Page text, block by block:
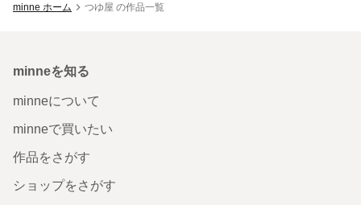
minne ホーム つゆ屋 の作品一覧
minneを知る
minneについて
minneで買いたい
作品をさがす
ショップをさがす